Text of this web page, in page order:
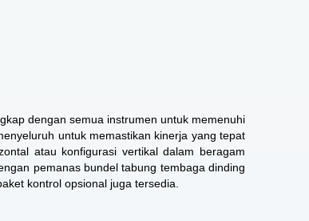
dengan semua instrumen untuk memenuhi
untuk memastikan kinerja yang tepat
atau konfigurasi vertikal dalam beragam
pemanas bundel tabung tembaga dinding
kontrol opsional juga tersedia.